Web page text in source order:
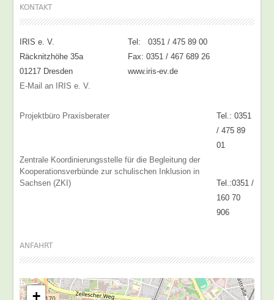
KONTAKT
IRIS e. V.
Tel: 0351 / 475 89 00
Räcknitzhöhe 35a
Fax: 0351 / 467 689 26
01217 Dresden
www.iris-ev.de
E-Mail an IRIS e. V.
Projektbüro Praxisberater
Tel.: 0351
/ 475 89
01
Zentrale Koordinierungsstelle für die Begleitung der
Kooperationsverbünde zur schulischen Inklusion in
Sachsen (ZKI)
Tel.:0351 /
160 70
906
ANFAHRT
+